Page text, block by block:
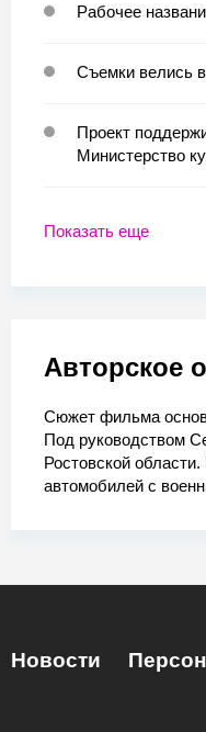
Рабочее
Съемки велись
Проект
Министерство
Показать еще
Авторское
Сюжет фильма
Под руководством
Ростовской
автомобилей с
Новости